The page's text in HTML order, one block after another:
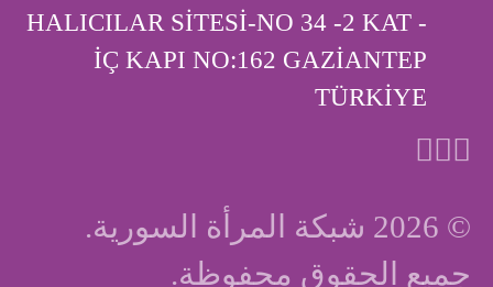
HALICILAR SİTESİ-NO 34 -2 KAT -
İÇ KAPI ‎NO:162 GAZİANTEP
TÜRKİYE
© 2026 شبكة المرأة السورية.
جميع الحقوق محفوظة.